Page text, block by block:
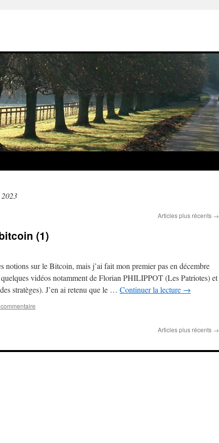
Articles plus récents →
(1)
notions sur le Bitcoin, mais j’ai fait mon premier pas en décembre
vidéos notamment de Florian PHILIPPOT (Les Patriotes) et
stratèges). J’en ai retenu que le … Continuer la lecture →
Articles plus récents →